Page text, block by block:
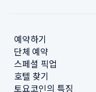
예약하기
단체 예약
스페셜 픽업
호텔 찾기
토요코인의 특징